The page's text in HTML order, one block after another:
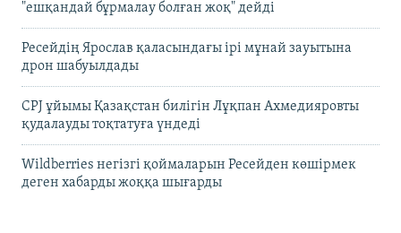
"ешқандай бұрмалау болған жоқ" дейді
Ресейдің Ярослав қаласындағы ірі мұнай зауытына
дрон шабуылдады
CPJ ұйымы Қазақстан билігін Лұқпан Ахмедияровты
қудалауды тоқтатуға үндеді
Wildberries негізгі қоймаларын Ресейден көшірмек
деген хабарды жоққа шығарды